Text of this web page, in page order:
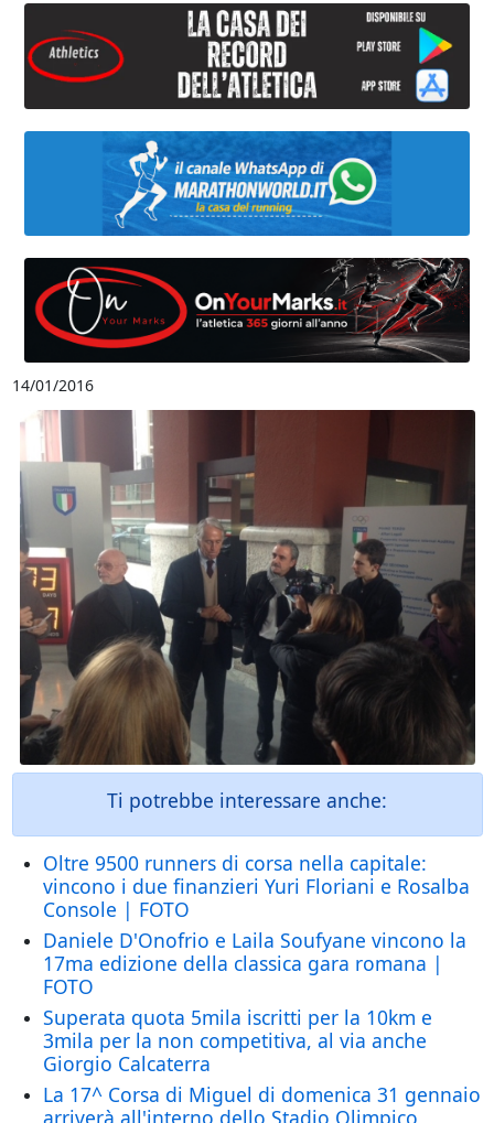
14/01/2016
Ti potrebbe interessare anche:
Oltre 9500 runners di corsa nella capitale:
vincono i due finanzieri Yuri Floriani e Rosalba
Console | FOTO
Daniele D'Onofrio e Laila Soufyane vincono la
17ma edizione della classica gara romana |
FOTO
Superata quota 5mila iscritti per la 10km e
3mila per la non competitiva, al via anche
Giorgio Calcaterra
La 17^ Corsa di Miguel di domenica 31 gennaio
arriverà all'interno dello Stadio Olimpico